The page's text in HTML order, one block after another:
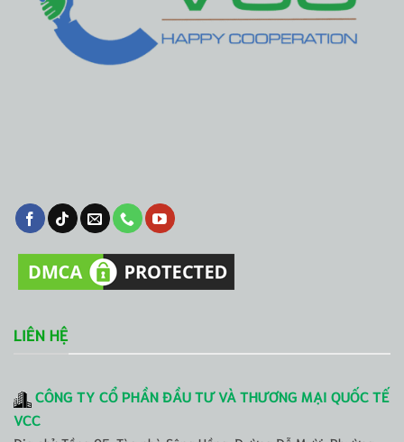
LIÊN HỆ
CÔNG TY CỔ PHẦN ĐẦU TƯ VÀ THƯƠNG MẠI QUỐC TẾ
VCC